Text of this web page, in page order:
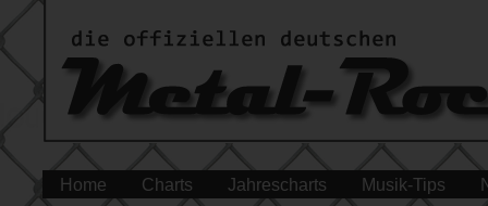
Home Charts Jahrescharts Musik-Tips